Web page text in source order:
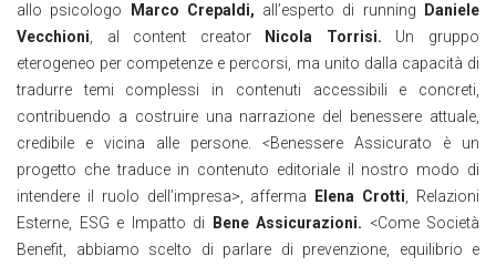
allo psicologo Marco Crepaldi, all’esperto di running
Daniele
Vecchioni , al content creator Nicola Torrisi. Un gruppo
eterogeneo per competenze e percorsi, ma unito dalla capacità di
tradurre temi complessi in contenuti accessibili e concreti,
contribuendo a costruire una narrazione del benessere attuale,
credibile e vicina alle persone. <Benessere Assicurato è un
progetto che traduce in contenuto editoriale il nostro modo di
intendere il ruolo dell’impresa>, afferma
Elena Crotti , Relazioni
Esterne, ESG e Impatto di
Bene Assicurazioni. <Come Società
Benefit, abbiamo scelto di parlare di prevenzione, equilibrio e